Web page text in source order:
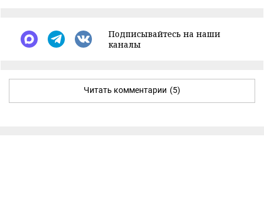
Подписывайтесь на наши
каналы
Читать комментарии (5)